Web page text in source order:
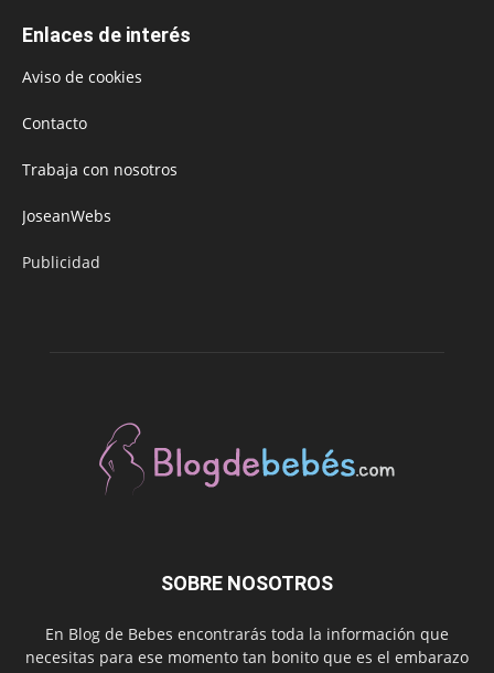
Enlaces de interés
Aviso de cookies
Contacto
Trabaja con nosotros
JoseanWebs
Publicidad
SOBRE NOSOTROS
En Blog de Bebes encontrarás toda la información que
necesitas para ese momento tan bonito que es el embarazo